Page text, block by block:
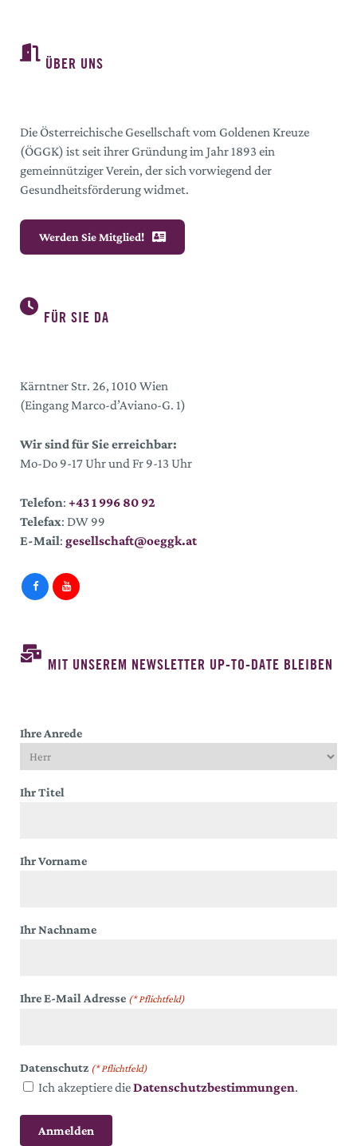
ÜBER UNS
Die Österreichische Gesellschaft vom Goldenen Kreuze
(ÖGGK) ist seit ihrer Gründung im Jahr 1893 ein
gemeinnütziger Verein, der sich vorwiegend der
Gesundheitsförderung widmet.
Werden Sie Mitglied!
FÜR SIE DA
Kärntner Str. 26, 1010 Wien
(Eingang Marco-d’Aviano-G. 1)
Wir sind für Sie erreichbar:
Mo-Do 9-17 Uhr und Fr 9-13 Uhr
Telefon: +43 1 996 80 92
Telefax: DW 99
E-Mail: gesellschaft@oeggk.at
MIT UNSEREM NEWSLETTER UP-TO-DATE BLEIBEN
Ihre Anrede
Ihr Titel
Ihr Vorname
Ihr Nachname
Ihre E-Mail Adresse (* Pflichtfeld)
Datenschutz (* Pflichtfeld)
Ich akzeptiere dieDatenschutzbestimmungen.